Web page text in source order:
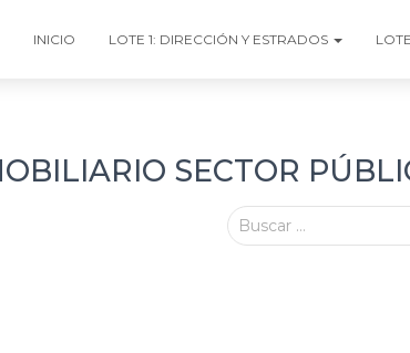
INICIO LOTE 1: DIRECCIÓN Y ESTRADOS
SECTOR
Buscar …